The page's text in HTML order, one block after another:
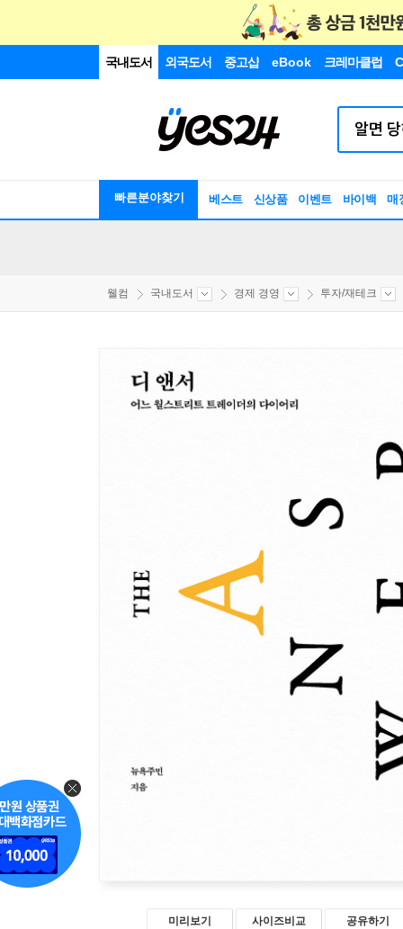
국내도서 외국도서 중고샵 eBook 크레마클럽
빠른분야찾기 베스트 신상품 이벤트 바이백 매
웰컴 국내도서 경제 경영 투자/재테크
미리보기 사이즈비교 공유하기